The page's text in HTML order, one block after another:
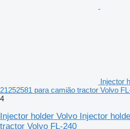
Injector
21252581 para camião tractor Volvo
4
Injector holder Volvo Injector
tractor Volvo FL-240